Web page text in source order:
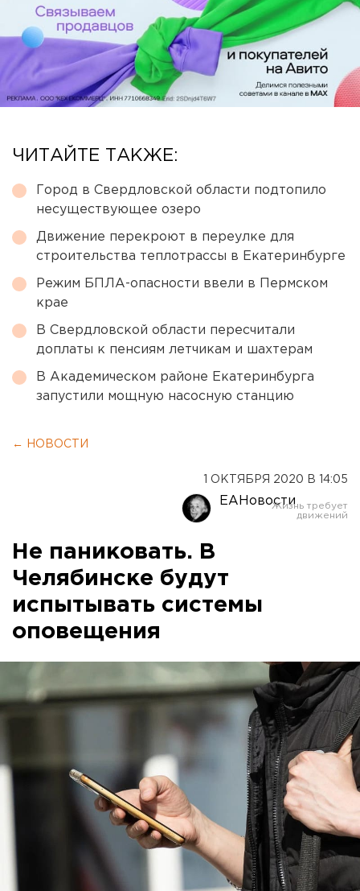
ЧИТАЙТЕ ТАКЖЕ:
Город в Свердловской области подтопило
несуществующее озеро
Движение перекроют в переулке для
строительства теплотрассы в Екатеринбурге
Режим БПЛА-опасности ввели в Пермском
крае
В Свердловской области пересчитали
доплаты к пенсиям летчикам и шахтерам
В Академическом районе Екатеринбурга
запустили мощную насосную станцию
← НОВОСТИ
1 ОКТЯБРЯ 2020 В 14:05
ЕАНовости
Не паниковать. В
Челябинске будут
испытывать системы
оповещения